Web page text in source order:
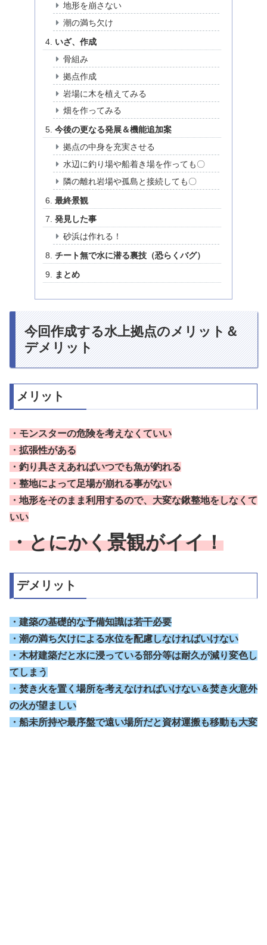
地形を崩さない
潮の満ち欠け
いざ、作成
骨組み
拠点作成
岩場に木を植えてみる
畑を作ってみる
今後の更なる発展＆機能追加案
拠点の中身を充実させる
水辺に釣り場や船着き場を作っても〇
隣の離れ岩場や孤島と接続しても〇
最終景観
発見した事
砂浜は作れる！
チート無で水に潜る裏技（恐らくバグ）
まとめ
今回作成する水上拠点のメリット＆
デメリット
メリット
・モンスターの危険を考えなくていい
・拡張性がある
・釣り具さえあればいつでも魚が釣れる
・整地によって足場が崩れる事がない
・地形をそのまま利用するので、大変な鍬整地をしなくて
いい
・とにかく景観がイイ！
デメリット
・建築の基礎的な予備知識は若干必要
・潮の満ち欠けによる水位を配慮しなければいけない
・木材建築だと水に浸っている部分等は耐久が減り変色し
てしまう
・焚き火を置く場所を考えなければいけない＆焚き火意外
の火が望ましい
・船未所持や最序盤で遠い場所だと資材運搬も移動も大変